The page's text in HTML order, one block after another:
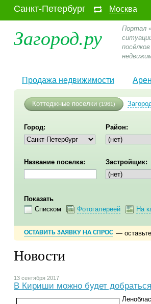
Санкт-Петербург Москва
Загород.ру
Портал
Продажа недвижимости
Коттеджные поселки (1961)
Город: Район:
Название поселка: Застройщик:
Показать
Списком
Фотогалереей На
ОСТАВИТЬ ЗАЯВКУ НА СПРОС —
Новости
13 сентября 2017
В Кириши можно будет